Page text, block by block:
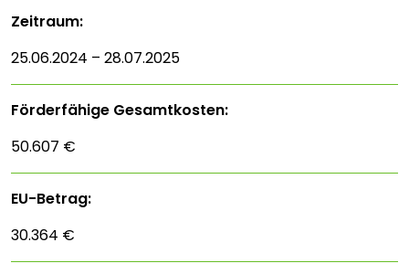
Zeitraum:
25.06.2024 – 28.07.2025
Förderfähige Gesamtkosten:
50.607 €
EU-Betrag:
30.364 €